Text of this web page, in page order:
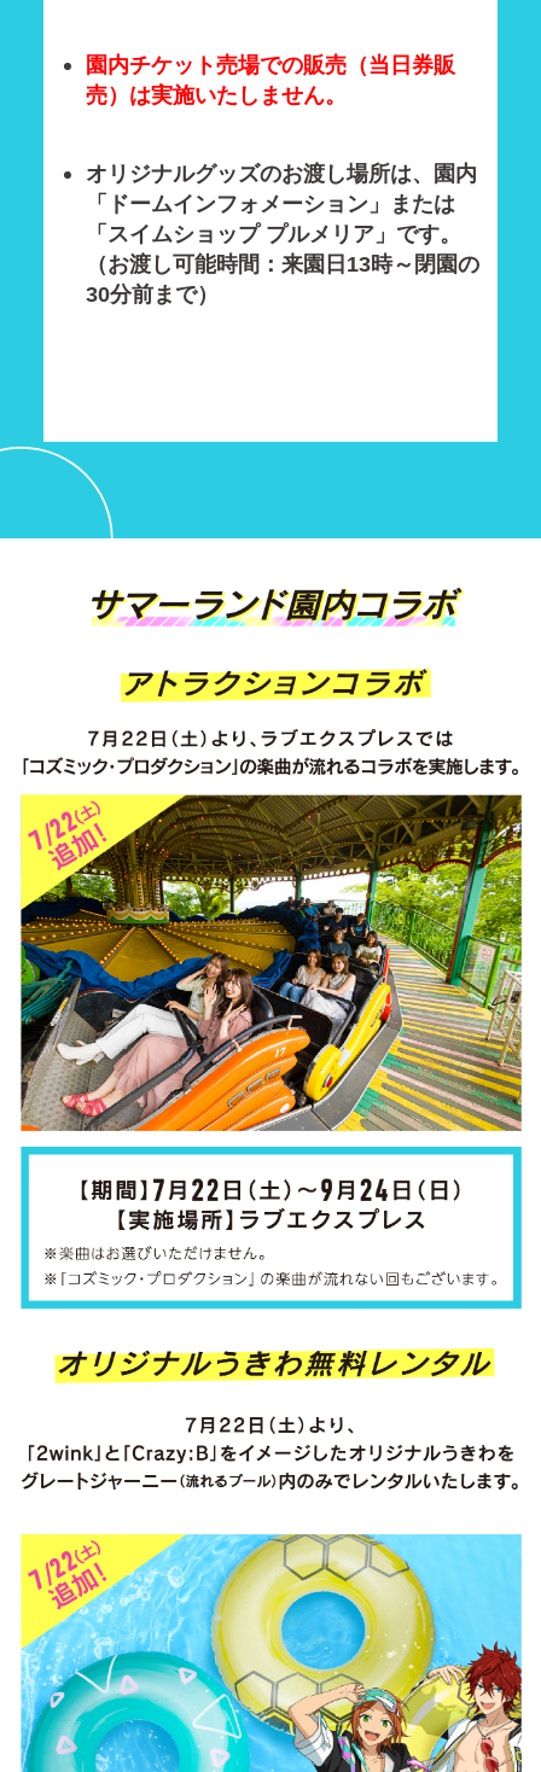
園内チケット売場での販売（当日券販
売）は実施いたしません。
オリジナルグッズのお渡し場所は、園内
「ドームインフォメーション」または
「スイムショップ プルメリア」です。
（お渡し可能時間：来園日13時～閉園の
30分前まで）